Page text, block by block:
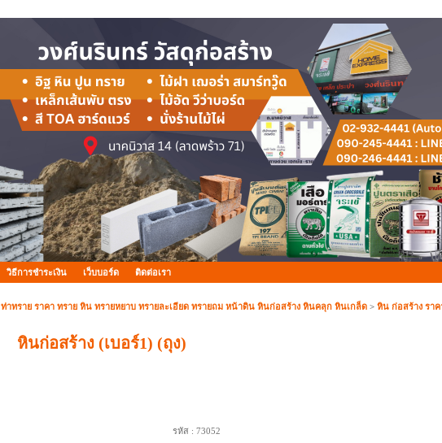
วิธีการชำระเงิน เว็บบอร์ด
ติดต่อเรา
ท่าทราย ราคา ทราย หิน ทรายหยาบ ทรายละเอียด ทรายถม หน้าดิน หินก่อสร้าง หินคลุก หินเกล็ด >หิน ก่อสร้าง ราค
หินก่อสร้าง (เบอร์1) (ถุง)
รหัส : 73052